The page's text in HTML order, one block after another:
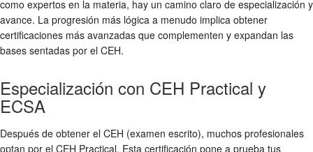
como expertos en la materia, hay un camino claro de especialización y
avance. La progresión más lógica a menudo implica obtener
certificaciones más avanzadas que complementen y expandan las
bases sentadas por el CEH.
Especialización con CEH Practical y
ECSA
Después de obtener el CEH (examen escrito), muchos profesionales
optan por el CEH Practical. Esta certificación pone a prueba tus